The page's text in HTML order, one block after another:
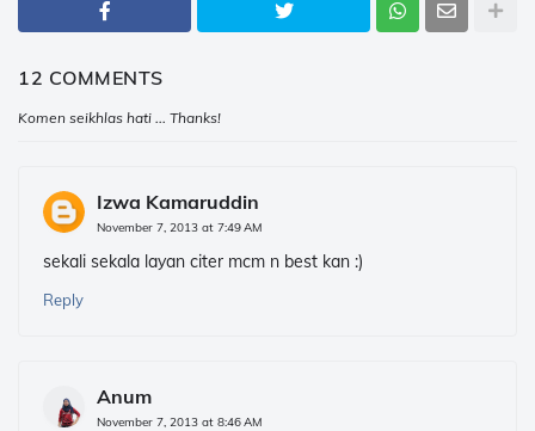
12 COMMENTS
Komen seikhlas hati ... Thanks!
Izwa Kamaruddin
November 7, 2013 at 7:49 AM
sekali sekala layan citer mcm n best kan :)
Reply
Anum
November 7, 2013 at 8:46 AM